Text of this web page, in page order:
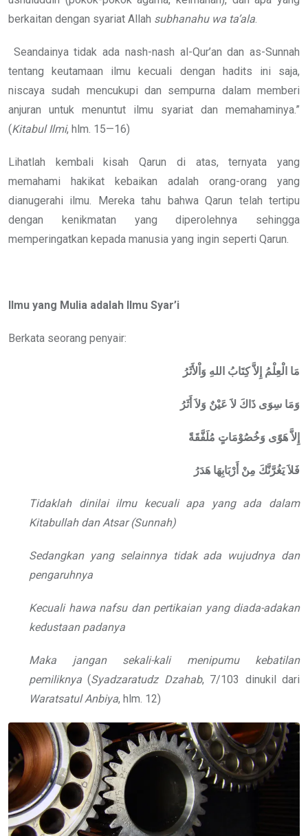
berkaitan dengan syariat Allah subhanahu wa ta’ala
Seandainya tidak ada nash-nash al-Qur’an dan as-Sunnah
tentang keutamaan ilmu kecuali dengan hadits ini saja,
niscaya sudah mencukupi dan sempurna dalam memberi
anjuran untuk menuntut ilmu syariat dan memahaminya.”
(Kitabul Ilmi, hlm. 15—16)
Lihatlah kembali kisah Qarun di atas, ternyata yang
memahami hakikat kebaikan adalah orang-orang yang
dianugerahi ilmu. Mereka tahu bahwa Qarun telah tertipu
dengan kenikmatan yang diperolehnya sehingga
memperingatkan kepada manusia yang ingin seperti Qarun.
Ilmu yang Mulia adalah Ilmu Syar’i
Berkata seorang penyair:
مَا الْعِلْمُ إِلاَّ كِتَابُ اللهِ وَاْلأَثَرُ
وَمَا سِوَى ذَاكَ لاَ عَيْنٌ وَلاَ أَثَرُ
إِلاَّ هَوًى وَخُصُوْمَاتٍ مُلَفَّقَةً
فَلاَ يَغُرَّنَّكَ مِنْ أَرْبَابِهَا هَدَرُ
Tidaklah dinilai ilmu kecuali apa yang ada dalam
Kitabullah dan Atsar (Sunnah)
Sedangkan yang selainnya tidak ada wujudnya dan
pengaruhnya
Kecuali hawa nafsu dan pertikaian yang diada-adakan
kedustaan padanya
Maka jangan sekali-kali menipumu kebatilan
pemiliknya(Syadzaratudz Dzahab, 7/103 dinukil dari
Waratsatul Anbiya, hlm. 12)